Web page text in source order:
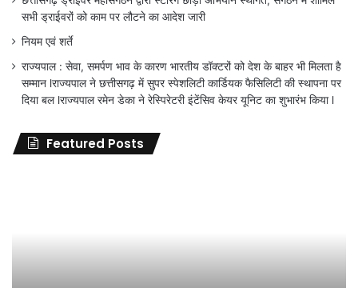
सभी ड्राईवरों को काम पर लौटने का आदेश जारी
नियम एवं शर्ते
राज्यपाल : सेवा, समर्पण भाव के कारण भारतीय डॉक्टरों को देश के बाहर भी मिलता है
सम्मान lराज्यपाल ने छत्तीसगढ़ में सुपर स्पेशलिटी कार्डियक फैसिलिटी की स्थापना पर
दिया बल lराज्यपाल रमेन डेका ने रेस्पिरेटरी इंटेंसिव केयर यूनिट का शुभारंभ किया l
Featured Posts